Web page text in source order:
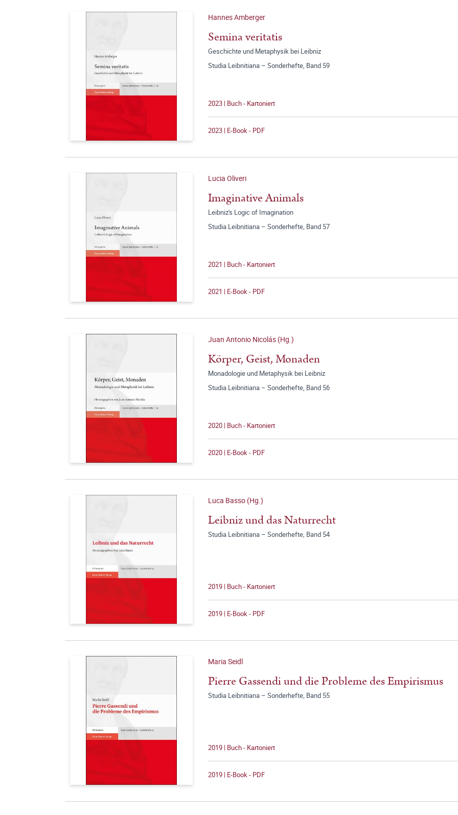
Hannes Amberger
Semina veritatis
Geschichte und Metaphysik bei Leibniz
Studia Leibnitiana – Sonderhefte, Band 59
2023 | Buch - Kartoniert
2023 | E-Book - PDF
Lucia Oliveri
Imaginative Animals
Leibniz's Logic of Imagination
Studia Leibnitiana – Sonderhefte, Band 57
2021 | Buch - Kartoniert
2021 | E-Book - PDF
Juan Antonio Nicolás (Hg.)
Körper, Geist, Monaden
Monadologie und Metaphysik bei Leibniz
Studia Leibnitiana – Sonderhefte, Band 56
2020 | Buch - Kartoniert
2020 | E-Book - PDF
Luca Basso (Hg.)
Leibniz und das Naturrecht
Studia Leibnitiana – Sonderhefte, Band 54
2019 | Buch - Kartoniert
2019 | E-Book - PDF
Maria Seidl
Pierre Gassendi und die Probleme des Empirismus
Studia Leibnitiana – Sonderhefte, Band 55
2019 | Buch - Kartoniert
2019 | E-Book - PDF